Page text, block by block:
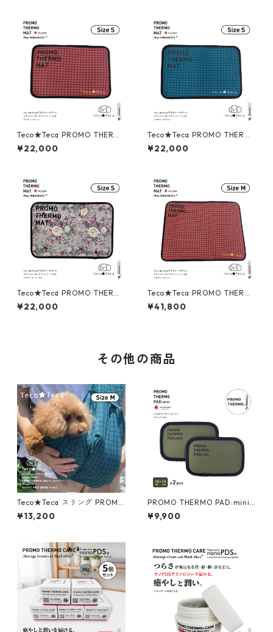
Teco★Teca PROMO THERM
O MAT テコ★テカ プロモサー
モマット ブラックシリカ＋テ
¥22,000
Teco★Teca PROMO THERM
O MAT テコ★テカ プロモサー
モマット ブラックシリカ＋テ
¥22,000
Teco★Teca PROMO THERM
O MAT テコ★テカ プロモサー
モマット ブラックシリカ＋テ
¥22,000
Teco★Teca PROMO THERM
O MAT テコ★テカ プロモサー
モマット ブラックシリカ＋テ
¥41,800
その他の商品
Teco★Teca スリング PROMO
THERMO別注 テカチェックブ
ルー
¥13,200
PROMO THERMO PAD:mini
プロモサーモパッドミニ ブラ
ックシリカ 10×15サイズ 2枚入
¥9,900